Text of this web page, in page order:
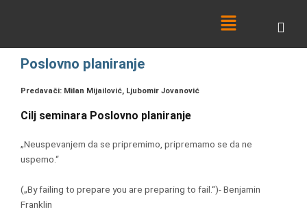
Menu
Poslovno planiranje
Predavači: Milan Mijailović, Ljubomir Jovanović
Cilj seminara Poslovno planiranje
„Neuspevanjem da se pripremimo, pripremamo se da ne
uspemo.“
(„By failing to prepare you are preparing to fail.“)- Benjamin
Franklin